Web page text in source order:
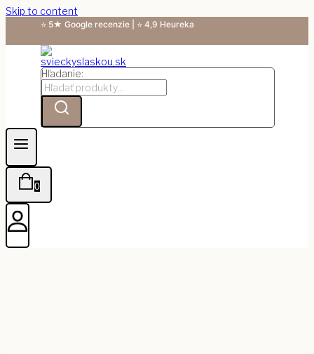
Skip to content
⭐ 5★ Google recenzie | ⭐ 4,9 Heureka
Hľadanie:
0